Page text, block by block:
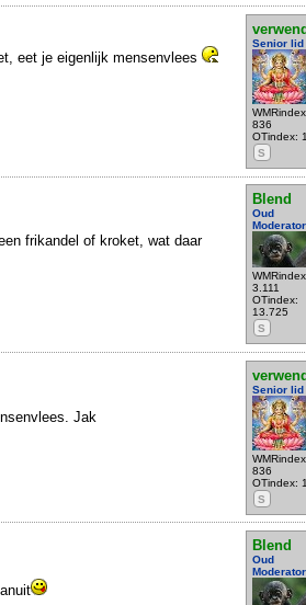
Senior lid
836
OTindex:
S
eet je eigenlijk mensenvlees
Blend
Oud
Moderator
3.111
OTindex:
13.725
S
frikandel of kroket, wat daar
Senior lid
836
OTindex:
S
Jak
Blend
Oud
Moderator